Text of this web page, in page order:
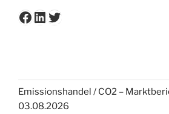
Facebook
LinkedIn
Twitter
Emissionshandel / CO2 –
03.08.2026